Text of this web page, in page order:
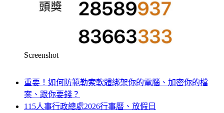
Screenshot
重要！如何防範勒索軟體綁架你的電腦、加密你的檔
案、跟你要錢？
115人事行政總處2026行事曆、放假日